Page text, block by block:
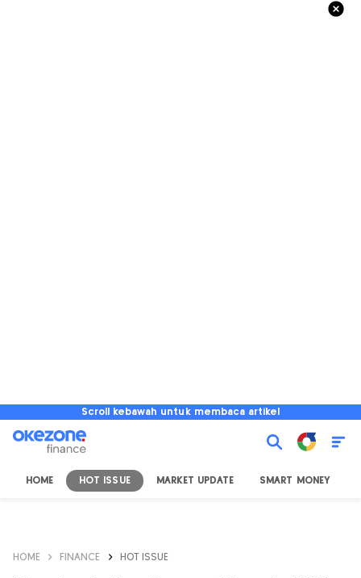
Scroll kebawah untuk membaca artikel
HOME HOT ISSUE MARKET UPDATE SMART MONEY
HOME FINANCE HOT ISSUE